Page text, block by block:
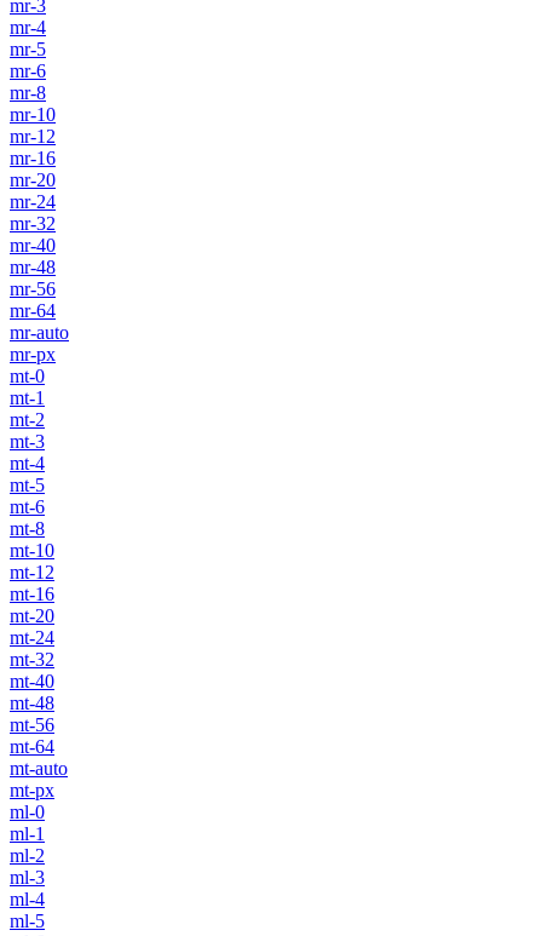
mr-3
mr-4
mr-5
mr-6
mr-8
mr-10
mr-12
mr-16
mr-20
mr-24
mr-32
mr-40
mr-48
mr-56
mr-64
mr-auto
mr-px
mt-0
mt-1
mt-2
mt-3
mt-4
mt-5
mt-6
mt-8
mt-10
mt-12
mt-16
mt-20
mt-24
mt-32
mt-40
mt-48
mt-56
mt-64
mt-auto
mt-px
ml-0
ml-1
ml-2
ml-3
ml-4
ml-5